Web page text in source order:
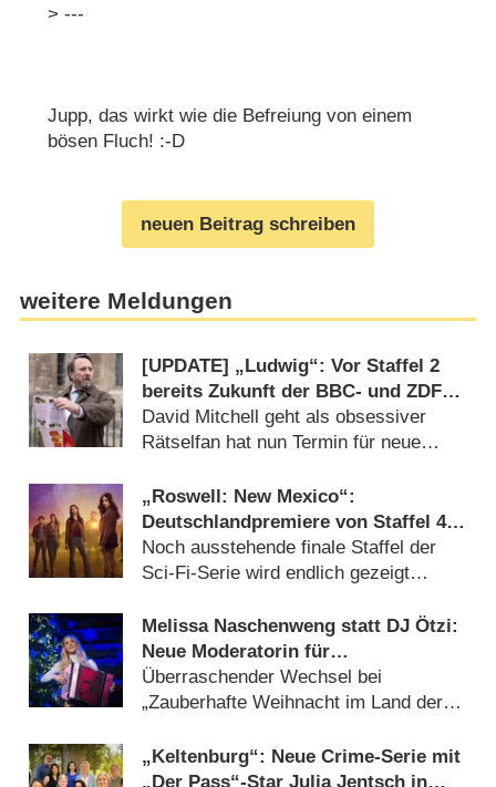
> ---
Jupp, das wirkt wie die Befreiung von einem
bösen Fluch! :-D
neuen Beitrag schreiben
weitere Meldungen
[UPDATE] „Ludwig“: Vor Staffel 2
bereits Zukunft der BBC- und ZDF-
Crimecomedy gesichert
David Mitchell geht als obsessiver
Rätselfan hat nun Termin für neue
„Roswell: New Mexico“:
Deutschlandpremiere von Staffel 4
wird tief in der Nacht versteckt
Noch ausstehende finale Staffel der
Sci-Fi-Serie wird endlich gezeigt
Melissa Naschenweng statt DJ Ötzi:
Neue Moderatorin für
Weihnachtsshow von ORF und BR
Überraschender Wechsel bei
„Zauberhafte Weihnacht im Land der
„Keltenburg“: Neue Crime-Serie mit
„Der Pass“-Star Julia Jentsch in